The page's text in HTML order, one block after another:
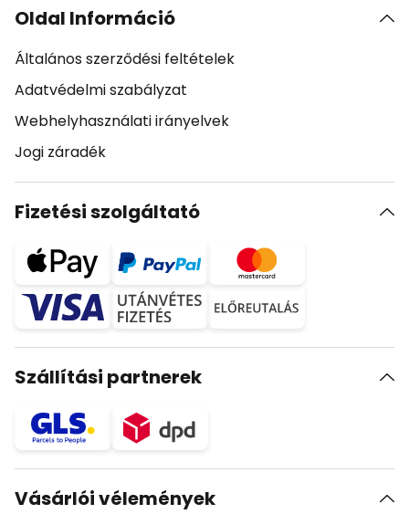
Oldal Információ
Általános szerződési feltételek
Adatvédelmi szabályzat
Webhelyhasználati irányelvek
Jogi záradék
Fizetési szolgáltató
Szállítási partnerek
Vásárlói vélemények